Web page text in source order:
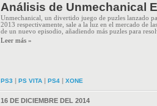
Análisis de Unmechanical
Unmechanical, un divertido juego de puzles lanzado
2013 respectivamente, sale a la luz en el mercado de
de un nuevo episodio, añadiendo más puzles para
Leer más »
PS3 | PS VITA | PS4 | XONE
16 DE DICIEMBRE DEL 2014